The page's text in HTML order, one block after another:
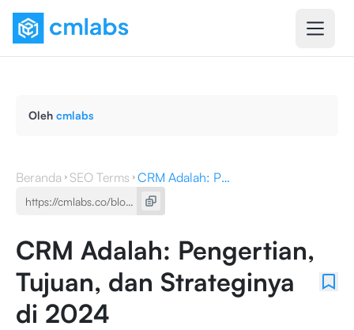
Oleh cmlabs
Beranda SEO Terms CRM Adalah: Pengertian, Tujuan, dan Strateginya di 2024
CRM Adalah: Pengertian,
Tujuan, dan Strateginya
di 2024